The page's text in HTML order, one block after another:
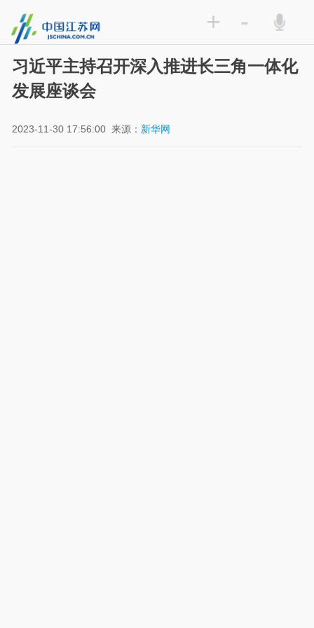
+ -
习近平主持召开深入推进长三角一体化
发展座谈会
2023-11-30 17:56:00 来源： 新华网